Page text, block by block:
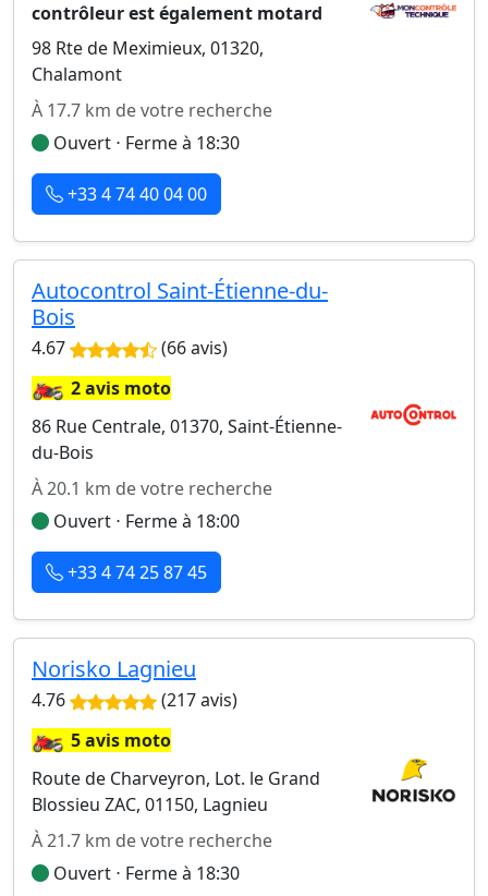
contrôleur est également motard
98 Rte de Meximieux, 01320,
Chalamont
À 17.7 km de votre recherche
Ouvert ⋅ Ferme à 18:30
+33 4 74 40 04 00
Autocontrol Saint-Étienne-du-
Bois
4.67 (66 avis)
🏍️2 avis moto
86 Rue Centrale, 01370, Saint-Étienne-
du-Bois
À 20.1 km de votre recherche
Ouvert ⋅ Ferme à 18:00
+33 4 74 25 87 45
Norisko Lagnieu
4.76 (217 avis)
🏍️5 avis moto
Route de Charveyron, Lot. le Grand
Blossieu ZAC, 01150, Lagnieu
À 21.7 km de votre recherche
Ouvert ⋅ Ferme à 18:30